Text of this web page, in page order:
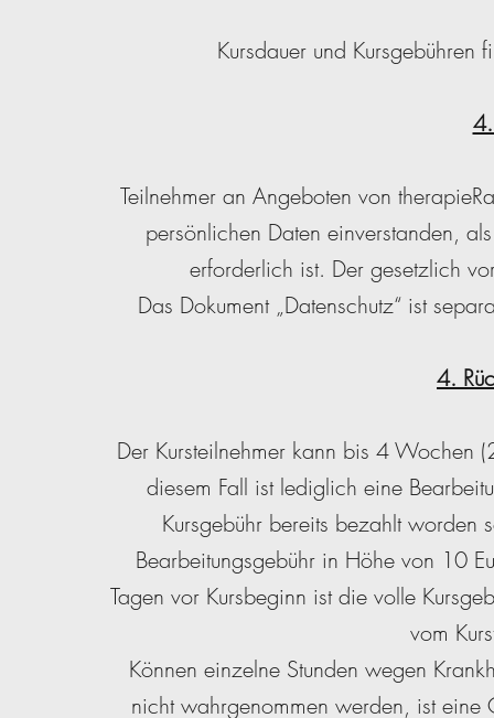
Kursdauer und Kursgebühren
Teilnehmer an Angeboten von
persönlichen Daten einverstanden,
erforderlich ist. Der gesetzlich
Das Dokument „Datenschutz“ ist
4.
Der Kursteilnehmer kann bis 4 Wochen
diesem Fall ist lediglich eine
Kursgebühr bereits bezahlt worden
Bearbeitungsgebühr in Höhe von 10
Tagen vor Kursbeginn ist die volle
vom
Können einzelne Stunden wegen
nicht wahrgenommen werden, ist eine